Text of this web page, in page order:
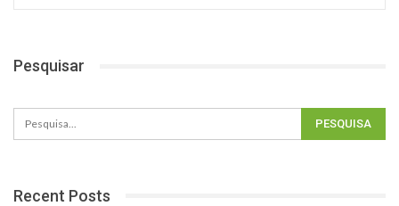
Pesquisar
Recent Posts